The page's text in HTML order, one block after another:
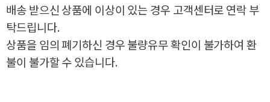
배송 받으신 상품에 이상이 있는 경우 고객센터로 연락 부
탁드립니다.
상품을 임의 폐기하신 경우 불량유무 확인이 불가하여 환
불이 불가할 수 있습니다.